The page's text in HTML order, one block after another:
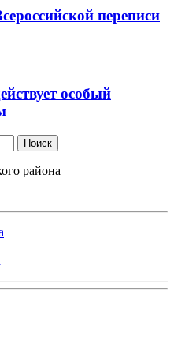
переписи
особый